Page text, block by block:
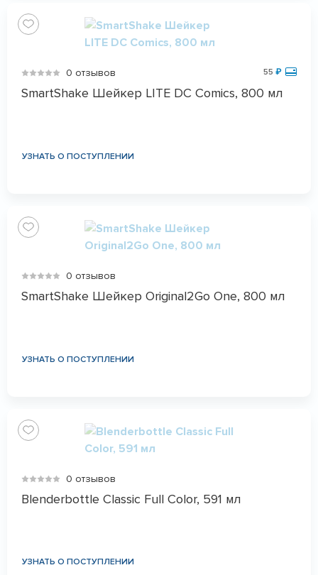
0 отзывов 55 ₽
SmartShake Шейкер LITE DC Comics, 800 мл
УЗНАТЬ О ПОСТУПЛЕНИИ
0 отзывов
SmartShake Шейкер Original2Go One, 800 мл
УЗНАТЬ О ПОСТУПЛЕНИИ
0 отзывов
Blenderbottle Classic Full Color, 591 мл
УЗНАТЬ О ПОСТУПЛЕНИИ